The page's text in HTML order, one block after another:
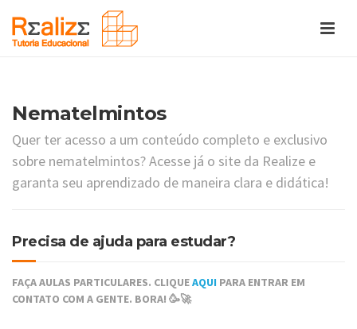
Nematelmintos
Quer ter acesso a um conteúdo completo e exclusivo
sobre nematelmintos? Acesse já o site da Realize e
garanta seu aprendizado de maneira clara e didática!
Precisa de ajuda para estudar?
FAÇA AULAS PARTICULARES. CLIQUEAQUI PARA ENTRAR EM
CONTATO COM A GENTE. BORA! 🥳🚀